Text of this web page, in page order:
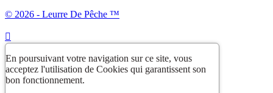
© 2026 - Leurre De Pêche ™

En poursuivant votre navigation sur ce site, vous
acceptez l'utilisation de Cookies qui garantissent son
bon fonctionnement.